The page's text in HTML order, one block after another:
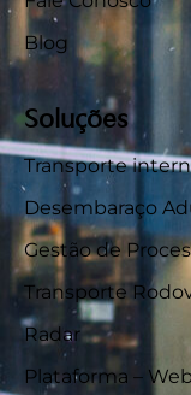
Blog
Soluções
Transporte
Desembaraço
Gestão de
Transporte
Radar
Plataforma –